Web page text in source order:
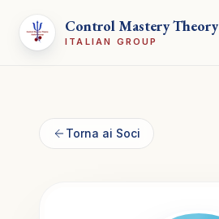
Control Mastery Theory
ITALIAN GROUP
Torna ai Soci